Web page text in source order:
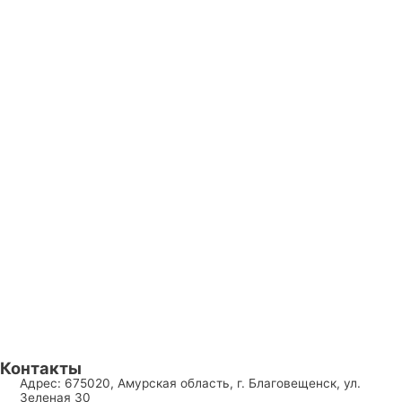
Контакты
Адрес: 675020, Амурская область, г. Благовещенск, ул.
Зеленая 30